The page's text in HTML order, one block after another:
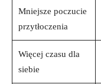
Mniejsze poczucie
przytłoczenia
Więcej czasu⁣ dla
siebie